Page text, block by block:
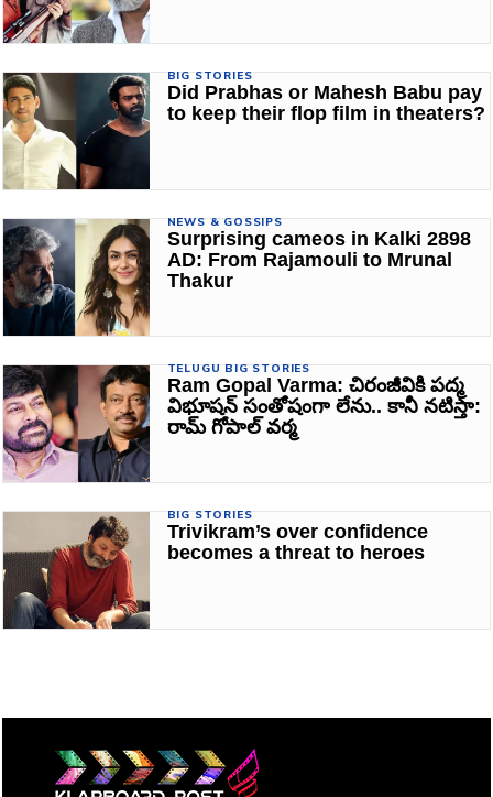
BIG STORIES
Did Prabhas or Mahesh Babu pay
to keep their flop film in theaters?
NEWS & GOSSIPS
Surprising cameos in Kalki 2898
AD: From Rajamouli to Mrunal
Thakur
TELUGU BIG STORIES
Ram Gopal Varma: చిరంజీవికి పద్మ
విభూషన్‌ సంతోషంగా లేను.. కానీ నటిస్తా:
రామ్‌ గోపాల్‌ వర్మ
BIG STORIES
Trivikram’s over confidence
becomes a threat to heroes